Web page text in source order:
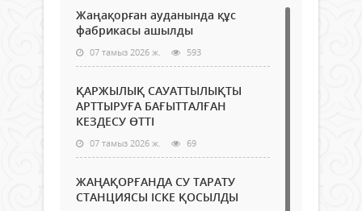
Жаңақорған ауданында құс
фабрикасы ашылды
07 тамыз 2026 ж. 593
ҚАРЖЫЛЫҚ САУАТТЫЛЫҚТЫ
АРТТЫРУҒА БАҒЫТТАЛҒАН
КЕЗДЕСУ ӨТТІ
07 тамыз 2026 ж. 69
ЖАҢАҚОРҒАНДА СУ ТАРАТУ
СТАНЦИЯСЫ ІСКЕ ҚОСЫЛДЫ